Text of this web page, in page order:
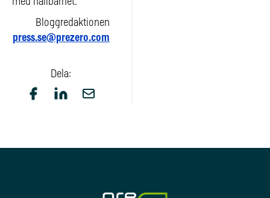
Bloggredaktionen
press.se@prezero.com
Dela: